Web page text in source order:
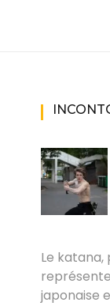
Le katana,
japonaise